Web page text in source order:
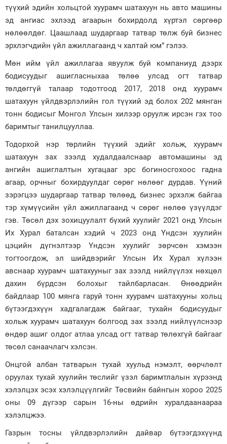
түүхий эдийн хольцтой хуурамч шатахуун нь авто машины
эд ангиас эхлээд агаарын бохирдолд хүртэл сөргөөр
нөлөөлдөг. Цаашлаад шударгаар татвар төлж буй бизнес
эрхлэгчдийн үйл ажиллагаанд ч халтай юм” гэлээ.
Мөн ийм үйл ажиллагаа явуулж буй компаниуд дээрх
бодисуудыг ашигласныхаа төлөө улсад огт татвар
төлдөггүй талаар тодотгоод 2017, 2018 онд хуурамч
шатахуун үйлдвэрлэлийн гол түүхий эд болох 202 мянган
тонн бодисыг Монгол Улсын хилээр оруулж ирсэн гэх тоо
баримтыг танилцууллаа.
Тодорхой нэр төрлийн түүхий эдийг хольж, хуурамч
шатахуун зах зээлд худалдаалснаар автомашины эд
ангийн ашиглалтын хугацааг эрс богиносгохоос гадна
агаар, орчныг бохирдуулдаг сөрөг нөлөөг дурдав. Үүний
зэрэгцээ шударгаар татвар төлөөд, бизнес эрхэлж байгаа
тэр хүмүүсийн үйл ажиллагаанд ч сөрөг нөлөө үзүүлдэг
гэв. Төсөл дэх зохицуулалт бүхий хуулийг 2021 онд Улсын
Их Хурал баталсан хэдий ч 2023 онд Үндсэн хуулийн
цэцийн дүгнэлтээр Үндсэн хуулийг зөрчсөн хэмээн
тогтоогдож, эл шийдвэрийг Улсын Их Хурал хүлээн
авснаар хуурамч шатахууныг зах зээлд нийлүүлэх нөхцөл
дахин бүрдсэн болохыг тайлбарласан. Өнөөдрийн
байдлаар 100 мянга гаруй тонн хуурамч шатахууны хольц
бүтээгдэхүүн хадгалагдаж байгааг, тухайн бодисуудыг
хольж хуурамч шатахуун болгоод зах зээлд нийлүүлснээр
өндөр ашиг олдог атлаа улсад огт татвар төлөхгүй байгааг
төсөл санаачлагч хэлсэн.
Онцгой албан татварын тухай хуульд нэмэлт, өөрчлөлт
оруулах тухай хуулийн төслийг үзэл баримтлалын хүрээнд
хэлэлцэх эсэх хэлэлцүүлгийг Төсвийн байнгын хороо 2025
оны 09 дүгээр сарын 16-ны өдрийн хуралдаанаараа
хэлэлцжээ.
Газрын тосны үйлдвэрлэлийн дайвар бүтээгдэхүүнд